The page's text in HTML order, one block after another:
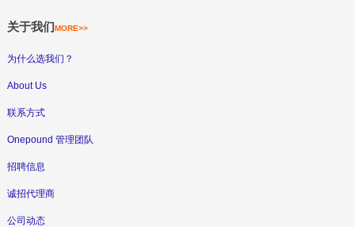
关于我们MORE>>
为什么选我们？
About Us
联系方式
Onepound 管理团队
招聘信息
诚招代理商
公司动态